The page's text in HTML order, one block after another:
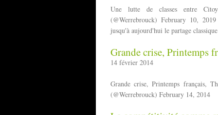
Une lutte de classes entre
(@Werrebrouck) February 10,
jusqu'à aujourd'hui le partage
Grande crise, Printemps
14 février 2014
Grande crise, Printemps français,
(@Werrebrouck) February 14, 2014